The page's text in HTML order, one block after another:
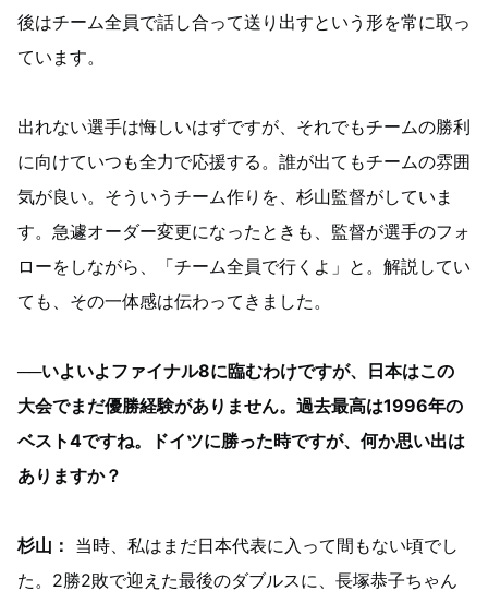
後はチーム全員で話し合って送り出すという形を常に取っ
ています。
出れない選手は悔しいはずですが、それでもチームの勝利
に向けていつも全力で応援する。誰が出てもチームの雰囲
気が良い。そういうチーム作りを、杉山監督がしていま
す。急遽オーダー変更になったときも、監督が選手のフォ
ローをしながら、「チーム全員で行くよ」と。解説してい
ても、その一体感は伝わってきました。
──いよいよファイナル8に臨むわけですが、日本はこの
大会でまだ優勝経験がありません。過去最高は1996年の
ベスト4ですね。ドイツに勝った時ですが、何か思い出は
ありますか？
杉山： 当時、私はまだ日本代表に入って間もない頃でし
た。2勝2敗で迎えた最後のダブルスに、長塚恭子ちゃん